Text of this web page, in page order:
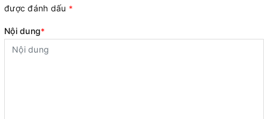
được đánh dấu *
Nội dung*